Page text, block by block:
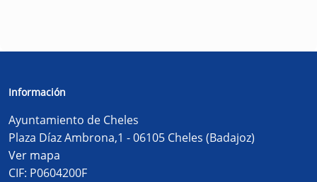
Información
Ayuntamiento de Cheles
Plaza Díaz Ambrona,1 - 06105 Cheles (Badajoz)
Ver mapa
CIF: P0604200F